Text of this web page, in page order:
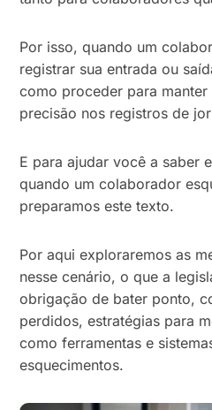
Por isso, quando um
registrar sua entrada ou
como proceder para
precisão nos registros de
E para ajudar você a saber
quando um colaborador
preparamos este texto.
Por aqui exploraremos as
nesse cenário, o que a
obrigação de bater ponto,
perdidos, estratégias para
como ferramentas e
esquecimentos.